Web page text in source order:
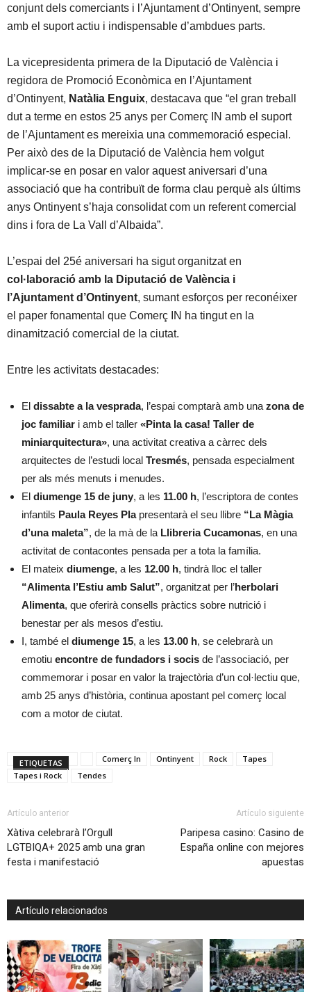
conjunt dels comerciants i l’Ajuntament d’Ontinyent, sempre
amb el suport actiu i indispensable d’ambdues parts.
La vicepresidenta primera de la Diputació de València i
regidora de Promoció Econòmica en l’Ajuntament
d’Ontinyent, Natàlia Enguix, destacava que “el gran treball
dut a terme en estos 25 anys per Comerç IN amb el suport
de l’Ajuntament es mereixia una commemoració especial.
Per això des de la Diputació de València hem volgut
implicar-se en posar en valor aquest aniversari d’una
associació que ha contribuït de forma clau perquè als últims
anys Ontinyent s’haja consolidat com un referent comercial
dins i fora de La Vall d’Albaida”.
L’espai del 25é aniversari ha sigut organitzat en
col·laboració amb la Diputació de València i
l’Ajuntament d’Ontinyent, sumant esforços per reconéixer
el paper fonamental que Comerç IN ha tingut en la
dinamització comercial de la ciutat.
Entre les activitats destacades:
El dissabte a la vesprada, l’espai comptarà amb unazona de
joc familiar i amb el taller «Pinta la casa! Taller de
miniarquitectura», una activitat creativa a càrrec dels
arquitectes de l’estudi local Tresmés, pensada especialment
per als més menuts i menudes.
El diumenge 15 de juny, a les 11.00 h, l’escriptora de contes
infantils Paula Reyes Plapresentarà el seu llibre “La Màgia
d’una maleta”, de la mà de la Llibreria Cucamonas, en una
activitat de contacontes pensada per a tota la família.
El mateix diumenge, a les 12.00 h, tindrà lloc el taller
“Alimenta l’Estiu amb Salut”, organitzat per l’herbolari
Alimenta, que oferirà consells pràctics sobre nutrició i
benestar per als mesos d’estiu.
I, també el diumenge 15, a les 13.00 h, se celebrarà un
emotiu encontre de fundadors i socis de l’associació, per
commemorar i posar en valor la trajectòria d’un col·lectiu que,
amb 25 anys d’història, continua apostant pel comerç local
com a motor de ciutat.
ETIQUETAS Comerç In Ontinyent Rock
Tapes
Tapes i Rock
Tendes
Artículo anterior
Xàtiva celebrarà l’Orgull
LGTBIQA+ 2025 amb una gran
festa i manifestació
Artículo siguiente
Paripesa casino: Casino de
España online con mejores
apuestas
Artículo relacionados